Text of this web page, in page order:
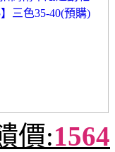
價:1564